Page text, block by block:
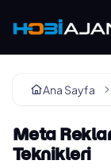
Ana Sayfa
Meta
Teknikleri